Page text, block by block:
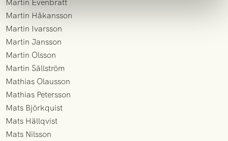
Martin Evenbratt
Martin Håkansson
Martin Ivarsson
Martin Jansson
Martin Olsson
Martin Sällström
Mathias Olausson
Mathias Petersson
Mats Björkquist
Mats Hällqvist
Mats Nilsson